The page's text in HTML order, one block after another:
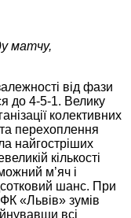
матчу,
від фази
до 4-5-1. Велику
колективних
перехоплення
найгостріших
кількості
м’яч і
шанс. При
«Львів» зумів
всі